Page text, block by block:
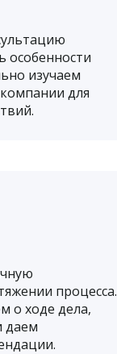
особенности
изучаем
для
процесса.
о ходе дела,
даем